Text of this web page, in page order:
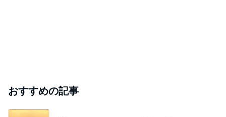
おすすめの記事